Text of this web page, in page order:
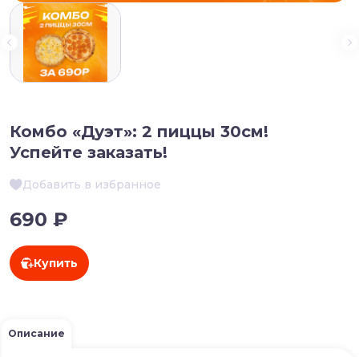
Комбо «Дуэт»: 2 пиццы 30см!
Успейте заказать!
Добавить в избранное
690 ₽
Купить
Описание